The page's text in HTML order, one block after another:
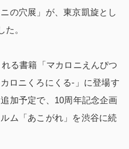
の穴展」が、東京凱旋とし
。
る書籍「マカロニえんぴつ
ロニくろにくる-」に登場す
加予定で、10周年記念企画
ム「あこがれ」を渋谷に続